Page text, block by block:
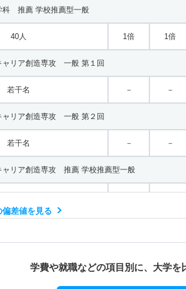
科 推薦 学校推薦型一般
40人 1倍 1倍
ャリア創造専攻 一般 第１回
若干名 － －
ャリア創造専攻 一般 第２回
若干名 － －
ャリア創造専攻 推薦 学校推薦型一般
差値を見る
学費や就職などの項目別に、 大学を